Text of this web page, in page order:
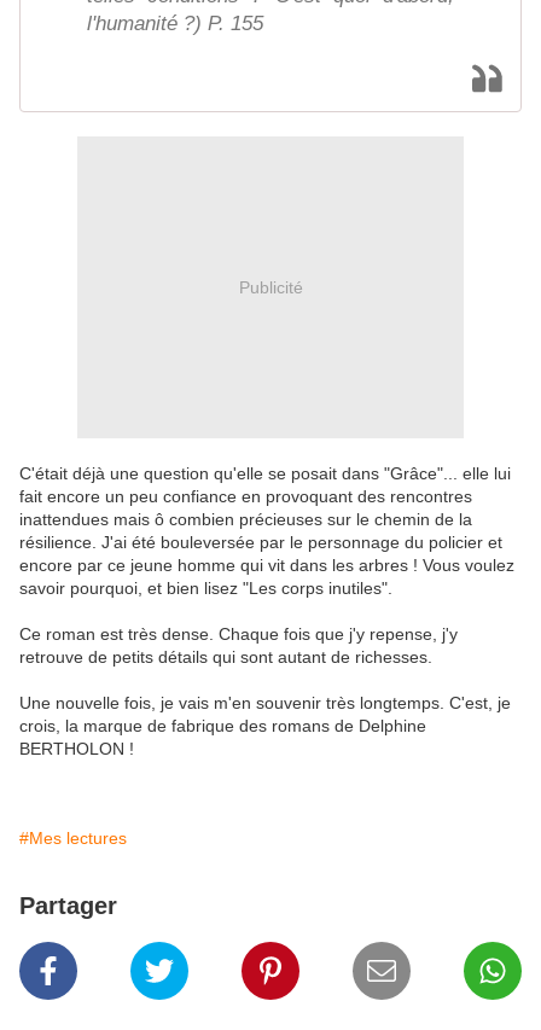
l'humanité ?) P. 155
Publicité
C'était déjà une question qu'elle se posait dans "Grâce"... elle lui
fait encore un peu confiance en provoquant des rencontres
inattendues mais ô combien précieuses sur le chemin de la
résilience. J'ai été bouleversée par le personnage du policier et
encore par ce jeune homme qui vit dans les arbres ! Vous voulez
savoir pourquoi, et bien lisez "Les corps inutiles".
Ce roman est très dense. Chaque fois que j'y repense, j'y
retrouve de petits détails qui sont autant de richesses.
Une nouvelle fois, je vais m'en souvenir très longtemps. C'est, je
crois, la marque de fabrique des romans de Delphine
BERTHOLON !
#Mes lectures
Partager